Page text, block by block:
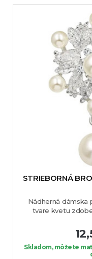
STRIEBORNÁ
Nádherná dámska
tvare kvetu
alebo na Váš
Prekrásny a
Skladom, môžete